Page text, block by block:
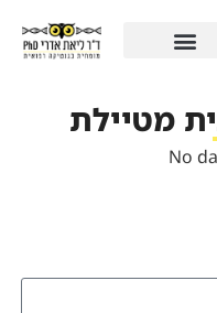
מטיילת
No